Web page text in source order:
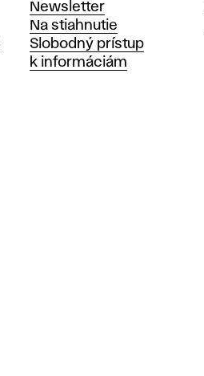
Newsletter
Na stiahnutie
Slobodný prístup
k informáciám